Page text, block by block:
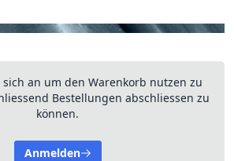
an um den Warenkorb nutzen zu
Bestellungen abschliessen zu
können.
Anmelden